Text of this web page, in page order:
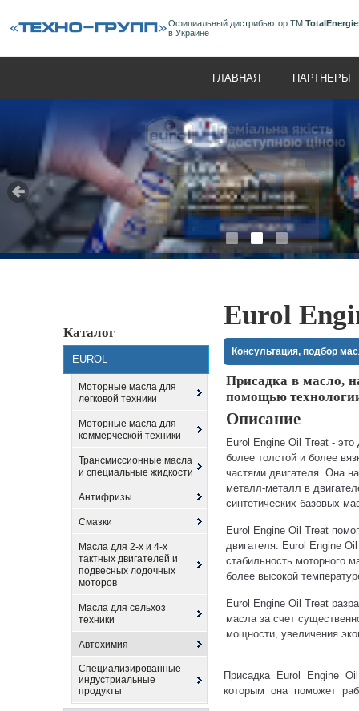
Официальный дистрибьютор ТМ
в Украине
ГЛАВНАЯ ПАРТНЕРЫ
Каталог
EUROL
Моторные масла для
легковой техники
Моторные масла для
коммерческой техники
Трансмиссионные масла
и специальные жидкости
Антифризы
Смазки
Масла для 2-х и 4-х
тактных двигателей и
подвесных лодочных
моторов
Масла для сельхоз
техники
Автохимия
Специализированные
индустриальные
продукты
Eurol
Консультация, подбор
Присадка в масло,
помощью
Описание
Eurol Engine Oil Treat - это
более толстой и более
частями двигателя. Она
металл-металл в
синтетических базовых
Eurol Engine Oil Treat
двигателя. Eurol Engine
стабильность моторного
более высокой
Eurol Engine Oil Treat
масла за счет
мощности, увеличения
Присадка Eurol Engine Oil
которым она поможет